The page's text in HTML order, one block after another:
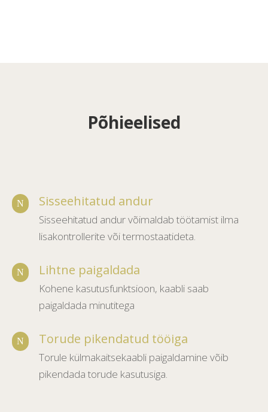
Põhieelised
N Sisseehitatud andur
Sisseehitatud andur võimaldab töötamist ilma
lisakontrollerite või termostaatideta.
N Lihtne paigaldada
Kohene kasutusfunktsioon, kaabli saab
paigaldada minutitega
N Torude pikendatud tööiga
Torule külmakaitsekaabli paigaldamine võib
pikendada torude kasutusiga.